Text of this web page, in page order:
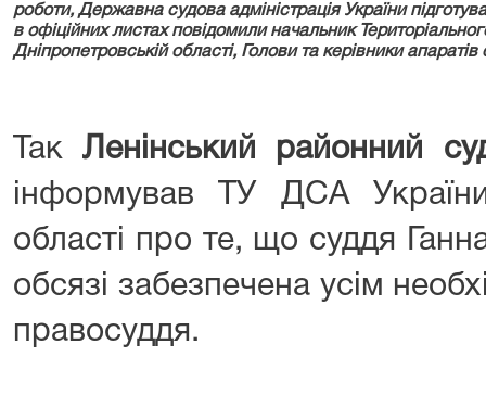
роботи, Державна судова адміністрація України
в офіційних листах повідомили начальник
Дніпропетровській області, Голови та керівники апаратів
ТакЛенінський районний
інформував ТУ ДСА
області про те, що суддя
обсязі забезпечена усім
правосуддя.